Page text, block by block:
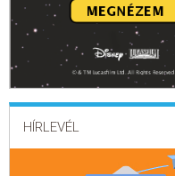
HÍRLEVÉL